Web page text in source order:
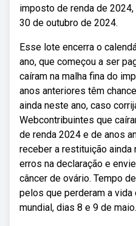
imposto de renda de
30 de outubro de 2024.
Esse lote encerra o
ano, que começou a ser
caíram na malha fina do
anos anteriores têm
ainda neste ano, caso
Webcontribuintes que
de renda 2024 e de anos
receber a restituição ainda
erros na declaração e
câncer de ovário. Tempo
pelos que perderam a vida
mundial, dias 8 e 9 de maio.